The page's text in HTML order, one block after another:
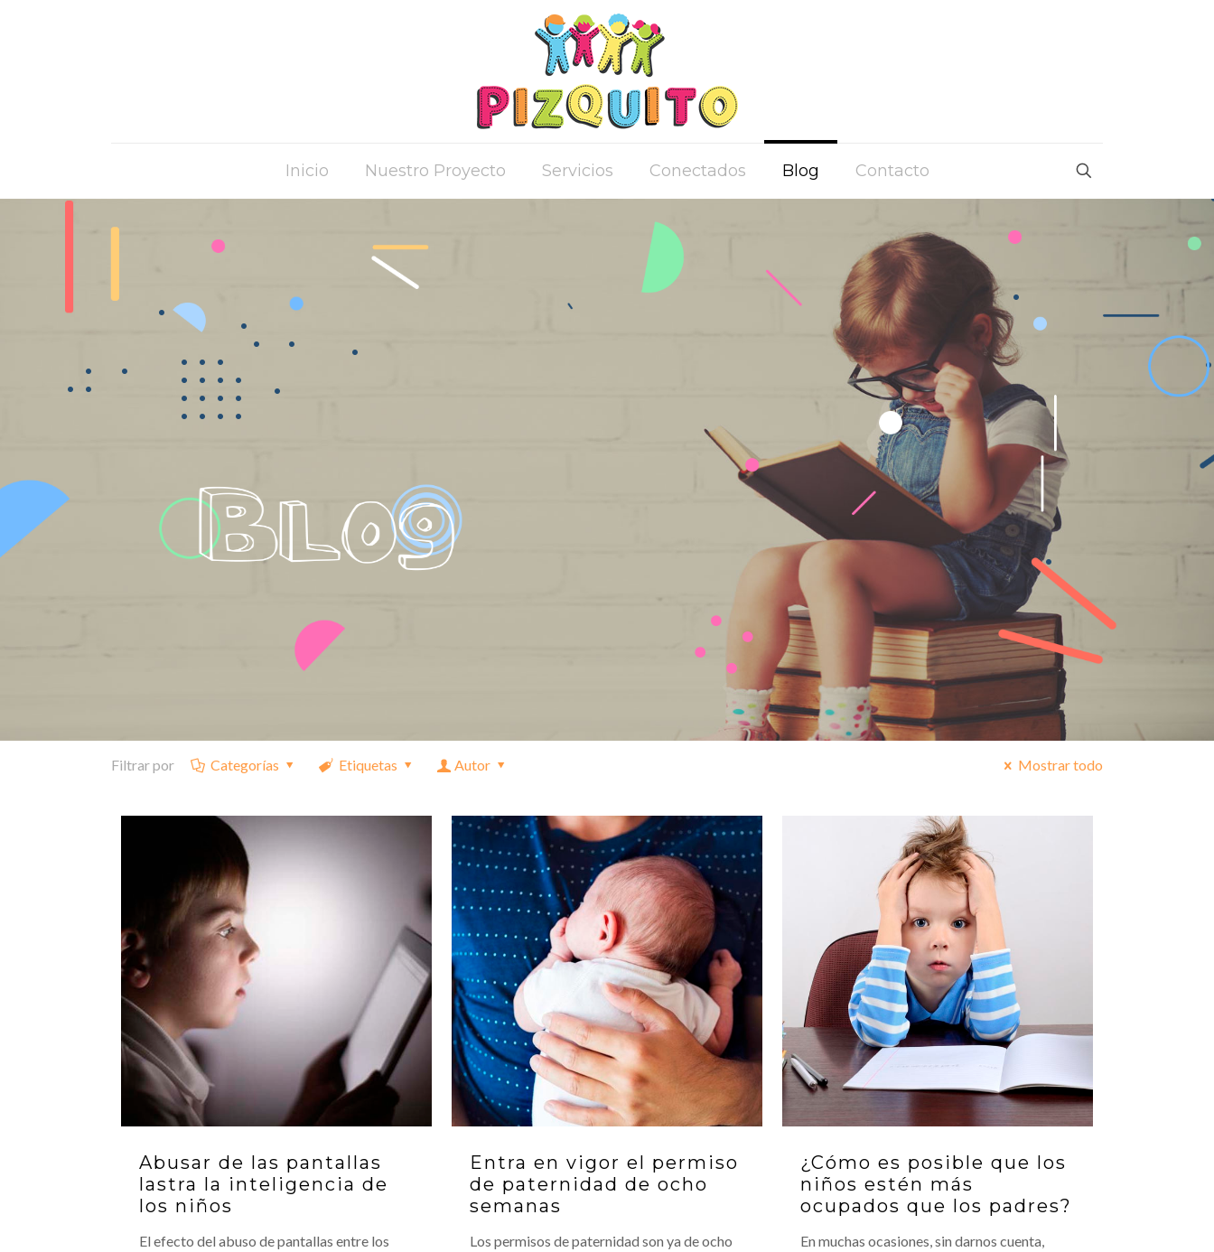
Inicio Nuestro Proyecto Servicios Conectados Blog Contacto
Filtrar por Categorías Etiquetas Autor Mostrar todo
Abusar de las pantallas
lastra la inteligencia de
los niños
El efecto del abuso de pantallas entre los
Entra en vigor el permiso
de paternidad de ocho
semanas
Los permisos de paternidad son ya de ocho
¿Cómo es posible que los
niños estén más
ocupados que los padres?
En muchas ocasiones, sin darnos cuenta,